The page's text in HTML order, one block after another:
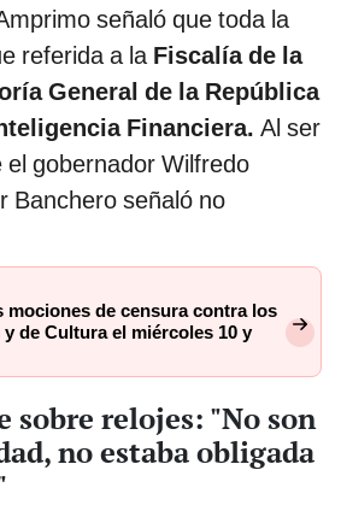
señaló que toda la
referida a la Fiscalía de la
General de la República
Financiera. Al ser
gobernador Wilfredo
Banchero señaló no
mociones de censura contra los
de Cultura el miércoles 10 y
sobre relojes: "No son
no estaba obligada